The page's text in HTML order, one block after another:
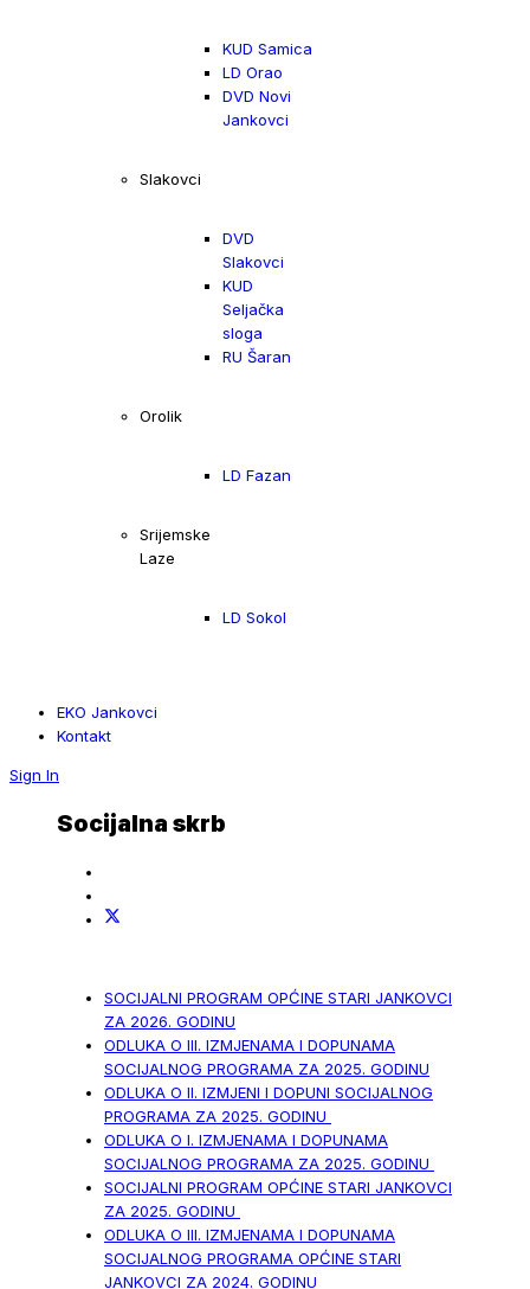
KUD Samica
LD Orao
DVD Novi
Jankovci
Slakovci
DVD
Slakovci
KUD
Seljačka
sloga
RU Šaran
Orolik
LD Fazan
Srijemske
Laze
LD Sokol
EKO Jankovci
Kontakt
Sign In
Socijalna skrb
SOCIJALNI PROGRAM OPĆINE STARI JANKOVCI
ZA 2026. GODINU
ODLUKA O III. IZMJENAMA I DOPUNAMA
SOCIJALNOG PROGRAMA ZA 2025. GODINU
ODLUKA O II. IZMJENI I DOPUNI SOCIJALNOG
PROGRAMA ZA 2025. GODINU
ODLUKA O I. IZMJENAMA I DOPUNAMA
SOCIJALNOG PROGRAMA ZA 2025. GODINU
SOCIJALNI PROGRAM OPĆINE STARI JANKOVCI
ZA 2025. GODINU
ODLUKA O III. IZMJENAMA I DOPUNAMA
SOCIJALNOG PROGRAMA OPĆINE STARI
JANKOVCI ZA 2024. GODINU